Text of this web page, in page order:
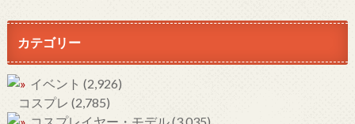
カテゴリー
イベント (2,926)
コスプレ (2,785)